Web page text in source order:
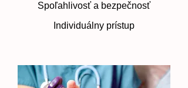
Spoľahlivosť a bezpečnosť
Individuálny prístup